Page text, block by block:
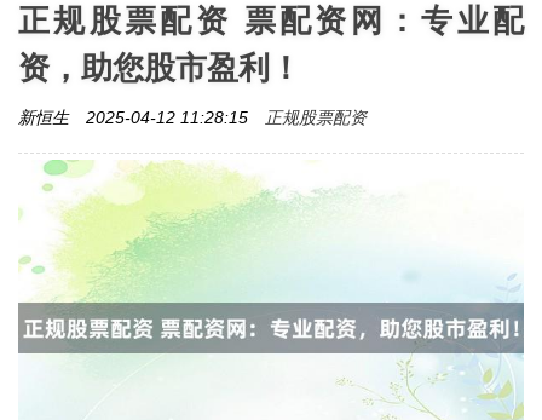
正规股票配资 票配资网：专业配
资，助您股市盈利！
新恒生 2025-04-12 11:28:15 正规股票配资